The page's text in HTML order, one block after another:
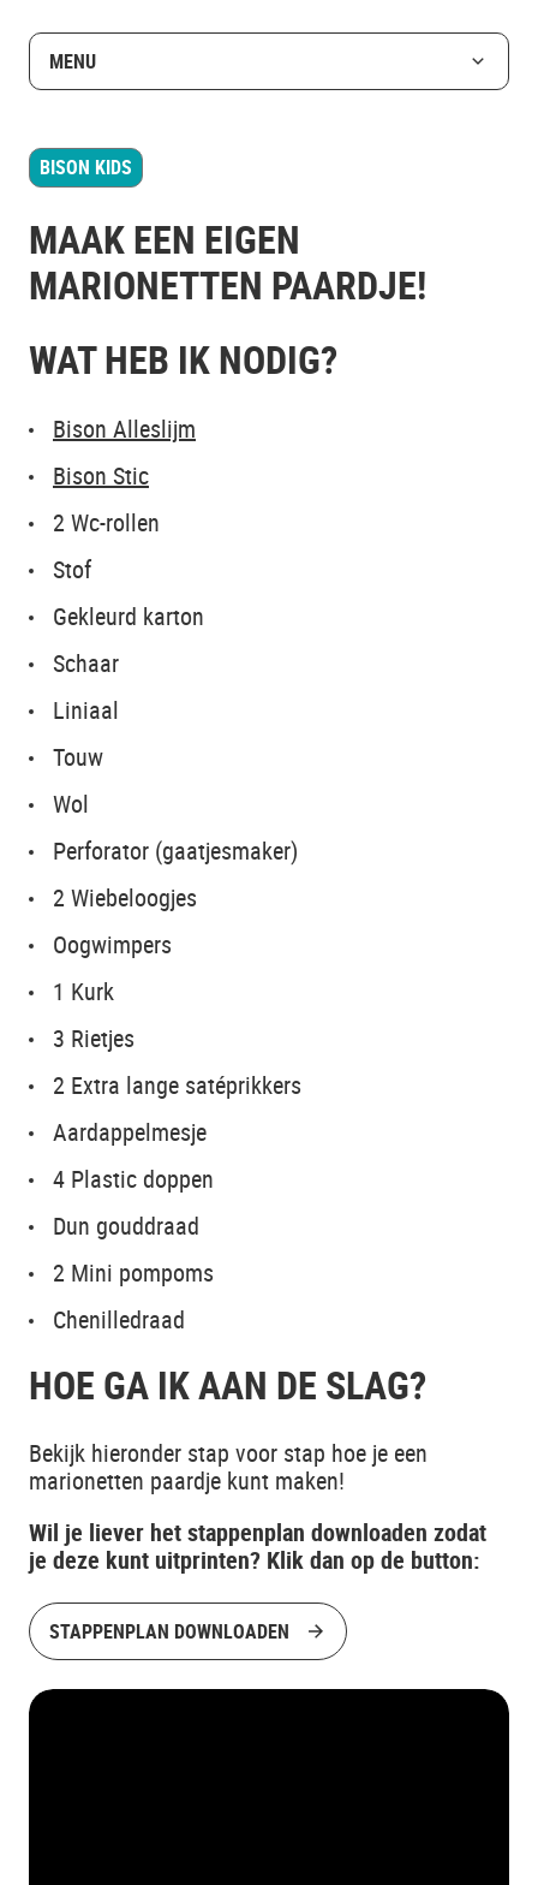
MENU
BISON KIDS
MAAK EEN EIGEN
MARIONETTEN PAARDJE!
WAT HEB IK NODIG?
Bison Alleslijm
Bison Stic
2 Wc-rollen
Stof
Gekleurd karton
Schaar
Liniaal
Touw
Wol
Perforator (gaatjesmaker)
2 Wiebeloogjes
Oogwimpers
1 Kurk
3 Rietjes
2 Extra lange satéprikkers
Aardappelmesje
4 Plastic doppen
Dun gouddraad
2 Mini pompoms
Chenilledraad
HOE GA IK AAN DE SLAG?
Bekijk hieronder stap voor stap hoe je een
marionetten paardje kunt maken!
Wil je liever het stappenplan downloaden zodat
je deze kunt uitprinten? Klik dan op de button:
STAPPENPLAN DOWNLOADEN